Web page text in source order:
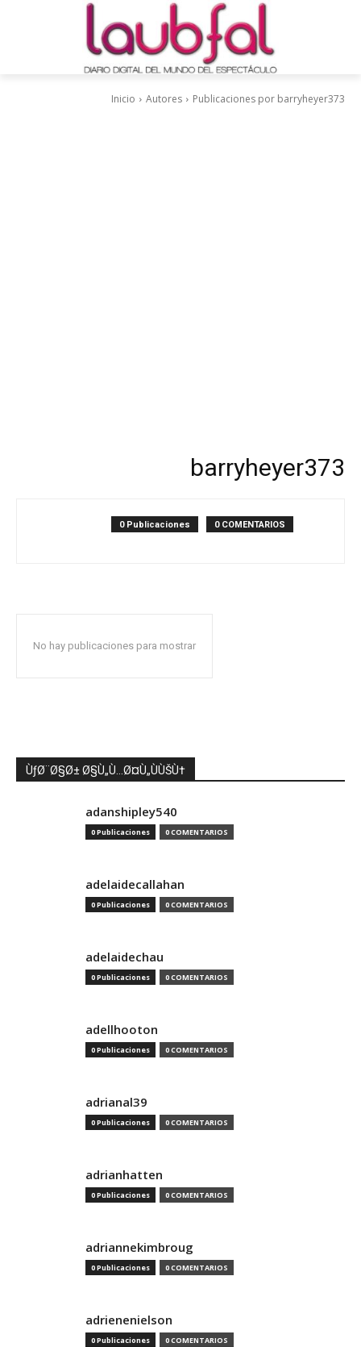
Inicio Autores Publicaciones por barryheyer373
barryheyer373
0 Publicaciones 0 COMENTARIOS
No hay publicaciones para mostrar
ÙƒØ¨Ø§Ø± Ø§Ù„Ù…Ø¤Ù„ÙÙŠÙ†
adanshipley540
0 Publicaciones 0 COMENTARIOS
adelaidecallahan
0 Publicaciones 0 COMENTARIOS
adelaidechau
0 Publicaciones 0 COMENTARIOS
adellhooton
0 Publicaciones 0 COMENTARIOS
adrianal39
0 Publicaciones 0 COMENTARIOS
adrianhatten
0 Publicaciones 0 COMENTARIOS
adriannekimbroug
0 Publicaciones 0 COMENTARIOS
adrienenielson
0 Publicaciones 0 COMENTARIOS